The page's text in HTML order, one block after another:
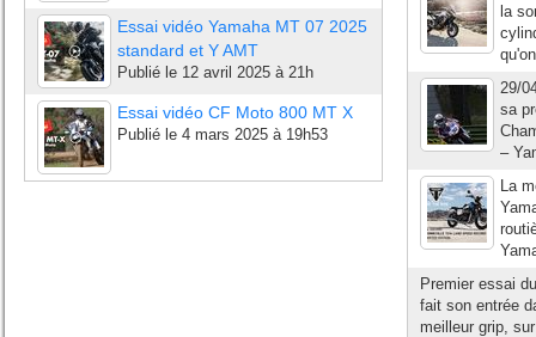
Essai vidéo Yamaha MT 07 2025
standard et Y AMT
Publié le 12 avril 2025 à 21h
Essai vidéo CF Moto 800 MT X
Publié le 4 mars 2025 à 19h53
la
29/
sa
–
La
Premier essai
fait son entrée
meilleur grip,